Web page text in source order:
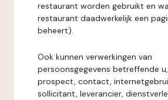
restaurant worden gebruikt en
restaurant daadwerkelijk een
beheert).
Ook kunnen verwerkingen van
persoonsgegevens betreffende
prospect, contact,
sollicitant, leverancier,